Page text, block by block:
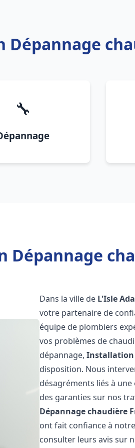
🔧
Dans la ville de L'Isle
votre partenaire de
équipe de plombiers
vos problèmes de
dépannage,Installation
disposition. Nous
désagréments liés à
des garanties sur nos
Dépannage chaudière
ont fait confiance à
consulter leurs avis sur